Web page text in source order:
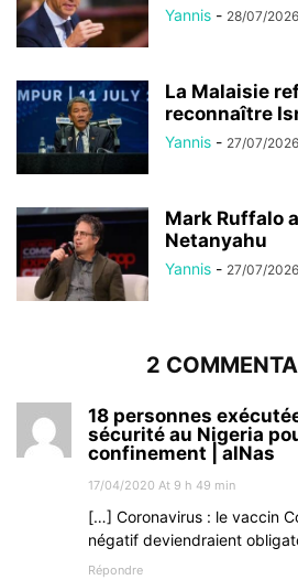
Yannis - 28/07/2026
La Malaisie
reconnaître
Yannis - 27/07/2026
Mark Ruffalo
Netanyahu
Yannis - 27/07/2026
2
18 personnes
sécurité au Nigeria
confinement | alNas
17/04/2020 At 9 h 49 min
[…] Coronavirus : le vaccin
négatif deviendraient
Répondre